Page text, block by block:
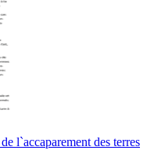
l`accaparement des terres